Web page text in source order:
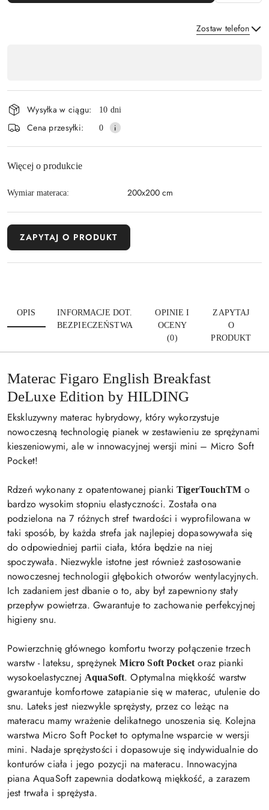
Zostaw telefon
płatność
i
dostawa
Wysyłka w ciągu: 10 dni
Cena przesyłki: 0
Więcej o produkcie
Wymiar materaca: 200x200 cm
ZAPYTAJ O PRODUKT
OPIS
INFORMACJE DOT.
BEZPIECZEŃSTWA
OPINIE I
OCENY
(0)
ZAPYTAJ
O
PRODUKT
Materac Figaro English Breakfast
DeLuxe Edition by HILDING
Ekskluzywny materac hybrydowy, który wykorzystuje
nowoczesną technologię pianek w zestawieniu ze sprężynami
kieszeniowymi, ale w innowacyjnej wersji mini – Micro Soft
Pocket!
Rdzeń wykonany z opatentowanej piankiTigerTouchTM o
bardzo wysokim stopniu elastyczności. Została ona
podzielona na 7 różnych stref twardości i wyprofilowana w
taki sposób, by każda strefa jak najlepiej dopasowywała się
do odpowiedniej partii ciała, która będzie na niej
spoczywała. Niezwykle istotne jest również zastosowanie
nowoczesnej technologii głębokich otworów wentylacyjnych.
Ich zadaniem jest dbanie o to, aby był zapewniony stały
przepływ powietrza. Gwarantuje to zachowanie perfekcyjnej
higieny snu.
Powierzchnię głównego komfortu tworzy połączenie trzech
warstw - lateksu, sprężynekMicro Soft Pocketoraz pianki
wysokoelastycznej AquaSoft. Optymalna miękkość warstw
gwarantuje komfortowe zatapianie się w materac, utulenie do
snu. Lateks jest niezwykle sprężysty, przez co leżąc na
materacu mamy wrażenie delikatnego unoszenia się. Kolejna
warstwa Micro Soft Pocket to optymalne wsparcie w wersji
mini. Nadaje sprężystości i dopasowuje się indywidualnie do
konturów ciała i jego pozycji na materacu. Innowacyjna
piana AquaSoft zapewnia dodatkową miękkość, a zarazem
jest trwała i sprężysta.